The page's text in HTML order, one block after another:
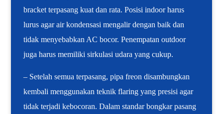
bracket terpasang kuat dan rata. Posisi indoor harus
lurus agar air kondensasi mengalir dengan baik dan
tidak menyebabkan AC bocor. Penempatan outdoor
juga harus memiliki sirkulasi udara yang cukup.
– Setelah semua terpasang, pipa freon disambungkan
kembali menggunakan teknik flaring yang presisi agar
tidak terjadi kebocoran. Dalam standar bongkar pasang